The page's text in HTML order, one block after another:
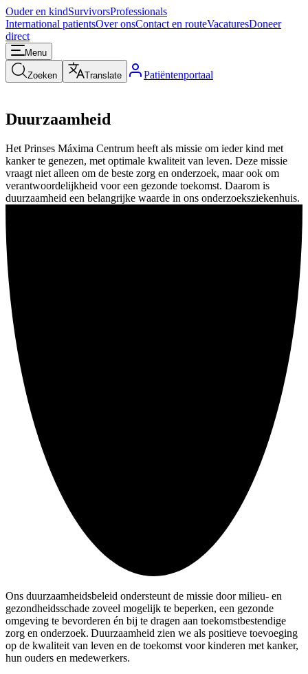
Ouder en kindSurvivorsProfessionals
International patientsOver onsContact en routeVacaturesDoneer
direct
Menu
Zoeken Translate Patiëntenportaal
Duurzaamheid
Het Prinses Máxima Centrum heeft als missie om ieder kind met
kanker te genezen, met optimale kwaliteit van leven. Deze missie
vraagt niet alleen om de beste zorg en onderzoek, maar ook om
verantwoordelijkheid voor een gezonde toekomst. Daarom is
duurzaamheid een belangrijke waarde in ons onderzoeksziekenhuis.
Ons duurzaamheidsbeleid ondersteunt de missie door milieu- en
gezondheidsschade zoveel mogelijk te beperken, een gezonde
omgeving te bevorderen én bij te dragen aan toekomstbestendige
zorg en onderzoek. Duurzaamheid zien we als positieve toevoeging
op de kwaliteit van leven en de toekomst voor kinderen met kanker,
hun ouders en medewerkers.